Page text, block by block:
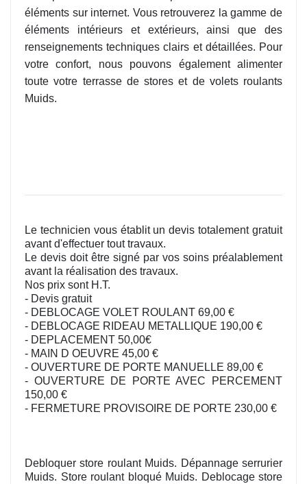
éléments sur internet. Vous retrouverez la gamme de
éléments intérieurs et extérieurs, ainsi que des
renseignements techniques clairs et détaillées. Pour
votre confort, nous pouvons également alimenter
toute votre terrasse de stores et de volets roulants
Muids.
Le technicien vous établit un devis totalement gratuit
avant d'effectuer tout travaux.
Le devis doit être signé par vos soins préalablement
avant la réalisation des travaux.
Nos prix sont H.T.
- Devis gratuit
- DEBLOCAGE VOLET ROULANT 69,00 €
- DEBLOCAGE RIDEAU METALLIQUE 190,00 €
- DEPLACEMENT 50,00€
- MAIN D OEUVRE 45,00 €
- OUVERTURE DE PORTE MANUELLE 89,00 €
- OUVERTURE DE PORTE AVEC PERCEMENT
150,00 €
- FERMETURE PROVISOIRE DE PORTE 230,00 €
Debloquer store roulant Muids. Dépannage serrurier
Muids. Store roulant bloqué Muids. Deblocage store